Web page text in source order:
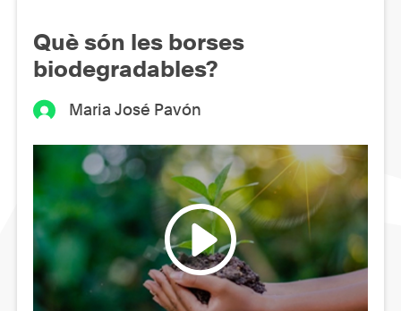
Què són les borses
biodegradables?
Maria José Pavón